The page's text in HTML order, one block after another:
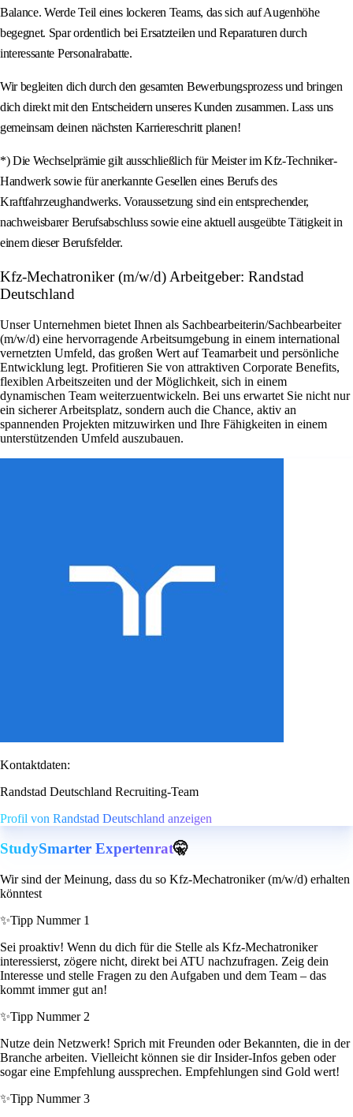
Balance. Werde Teil eines lockeren Teams, das sich auf Augenhöhe
begegnet. Spar ordentlich bei Ersatzteilen und Reparaturen durch
interessante Personalrabatte.
Wir begleiten dich durch den gesamten Bewerbungsprozess und bringen
dich direkt mit den Entscheidern unseres Kunden zusammen. Lass uns
gemeinsam deinen nächsten Karriereschritt planen!
*) Die Wechselprämie gilt ausschließlich für Meister im Kfz-Techniker-
Handwerk sowie für anerkannte Gesellen eines Berufs des
Kraftfahrzeughandwerks. Voraussetzung sind ein entsprechender,
nachweisbarer Berufsabschluss sowie eine aktuell ausgeübte Tätigkeit in
einem dieser Berufsfelder.
Kfz-Mechatroniker (m/w/d) Arbeitgeber: Randstad
Deutschland
Unser Unternehmen bietet Ihnen als Sachbearbeiterin/Sachbearbeiter
(m/w/d) eine hervorragende Arbeitsumgebung in einem international
vernetzten Umfeld, das großen Wert auf Teamarbeit und persönliche
Entwicklung legt. Profitieren Sie von attraktiven Corporate Benefits,
flexiblen Arbeitszeiten und der Möglichkeit, sich in einem
dynamischen Team weiterzuentwickeln. Bei uns erwartet Sie nicht nur
ein sicherer Arbeitsplatz, sondern auch die Chance, aktiv an
spannenden Projekten mitzuwirken und Ihre Fähigkeiten in einem
unterstützenden Umfeld auszubauen.
Kontaktdaten:
Randstad Deutschland Recruiting-Team
Profil von Randstad Deutschland anzeigen
StudySmarter Expertenrat🤫
Wir sind der Meinung, dass du so Kfz-Mechatroniker (m/w/d) erhalten
könntest
✨Tipp Nummer 1
Sei proaktiv! Wenn du dich für die Stelle als Kfz-Mechatroniker
interessierst, zögere nicht, direkt bei ATU nachzufragen. Zeig dein
Interesse und stelle Fragen zu den Aufgaben und dem Team – das
kommt immer gut an!
✨Tipp Nummer 2
Nutze dein Netzwerk! Sprich mit Freunden oder Bekannten, die in der
Branche arbeiten. Vielleicht können sie dir Insider-Infos geben oder
sogar eine Empfehlung aussprechen. Empfehlungen sind Gold wert!
✨Tipp Nummer 3